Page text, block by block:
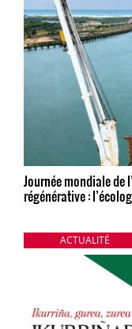
Journée mondiale de
régénérative :
ACTUALITÉ